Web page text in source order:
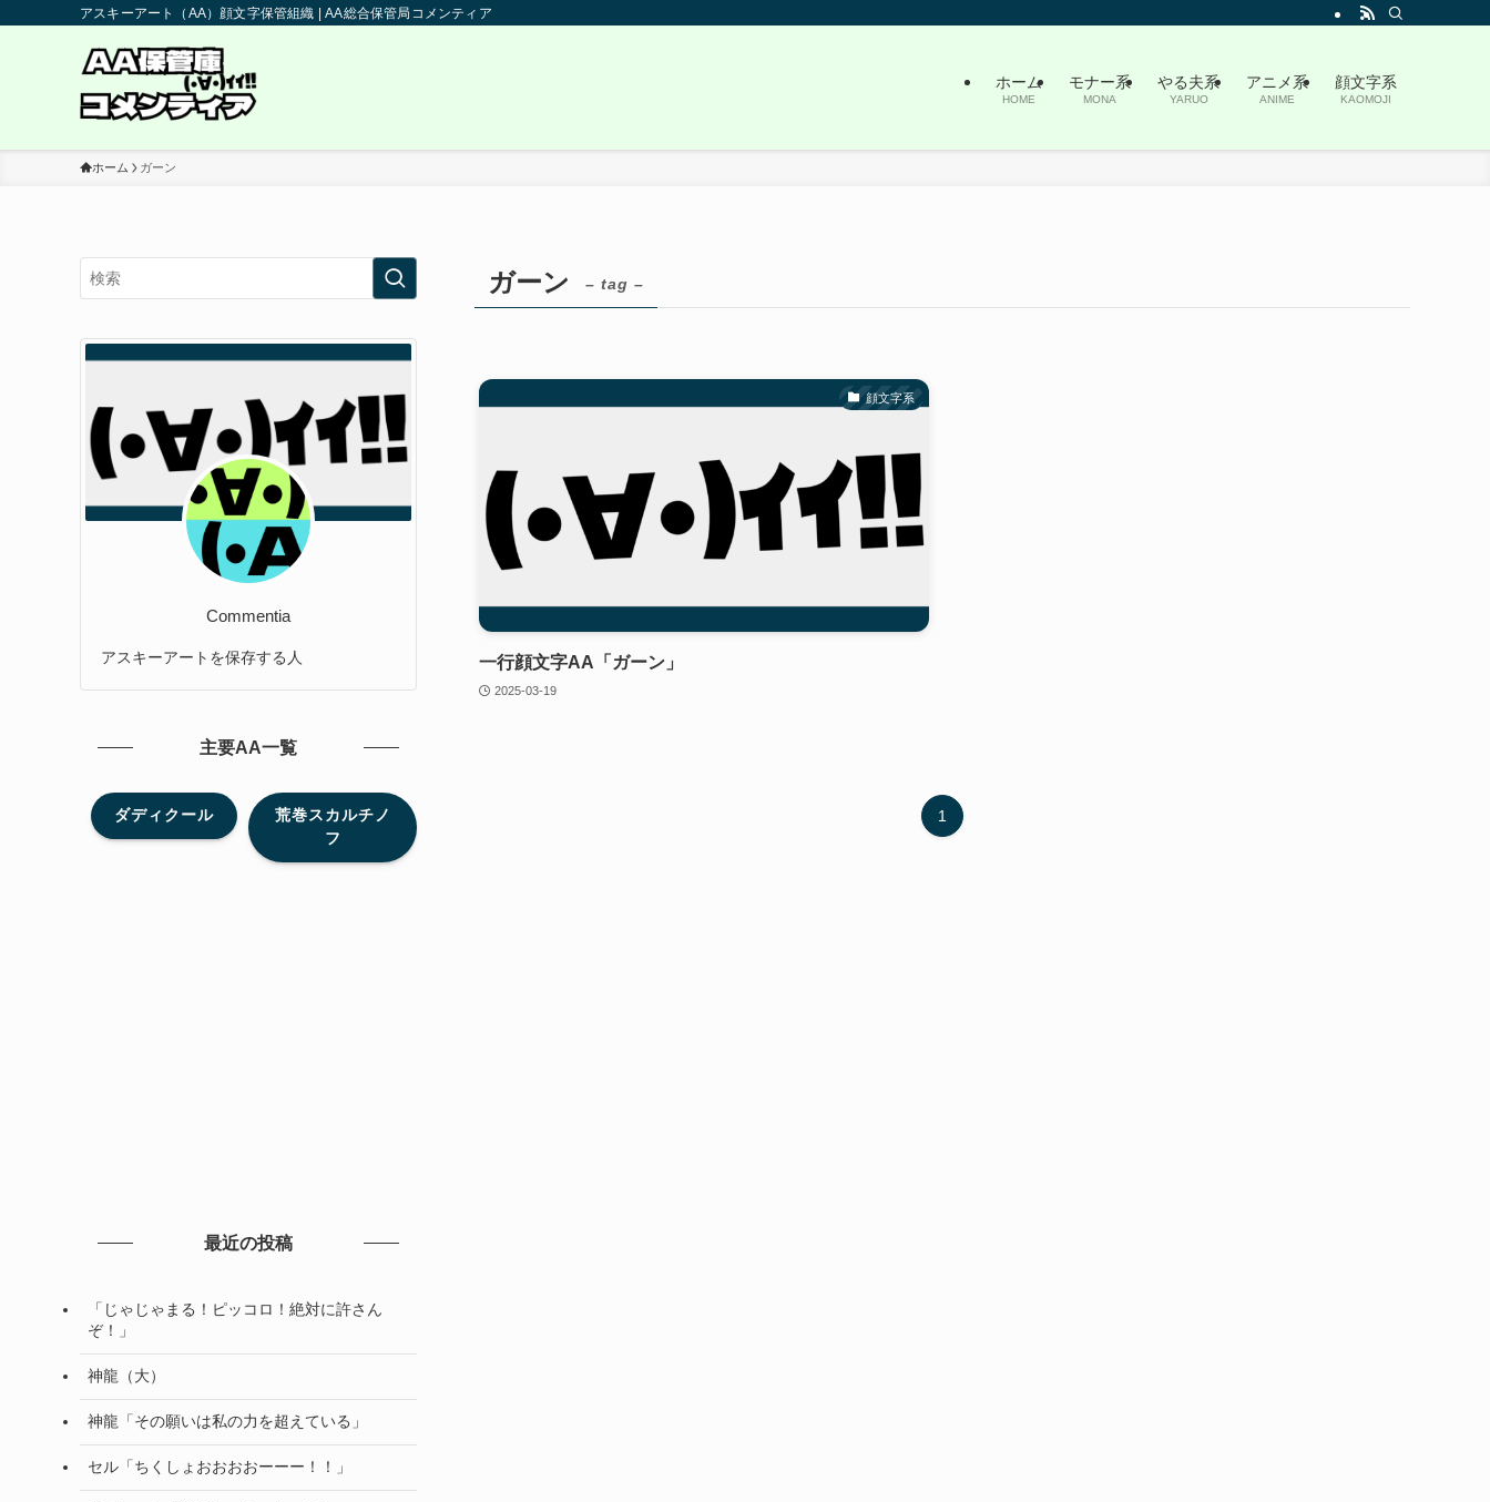
アスキーアート（AA）顔文字保管組織 | AA総合保管局コメンティア
ホーム
HOME
モナー系
MONA
やる夫系
YARUO
アニメ系
ANIME
顔文字系
KAOMOJI
ホーム ガーン
ガーン – tag –
顔文字系
一行顔文字AA「ガーン」
2025-03-19
1
Commentia
アスキーアートを保存する人
主要AA一覧
ダディクール
荒巻スカルチノ
フ
最近の投稿
「じゃじゃまる！ピッコロ！絶対に許さん
ぞ！」
神龍（大）
神龍「その願いは私の力を超えている」
セル「ちくしょおおおおーーー！！」